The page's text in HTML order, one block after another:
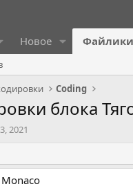
Новое Файлики
Coding
блока
2021
Monaco